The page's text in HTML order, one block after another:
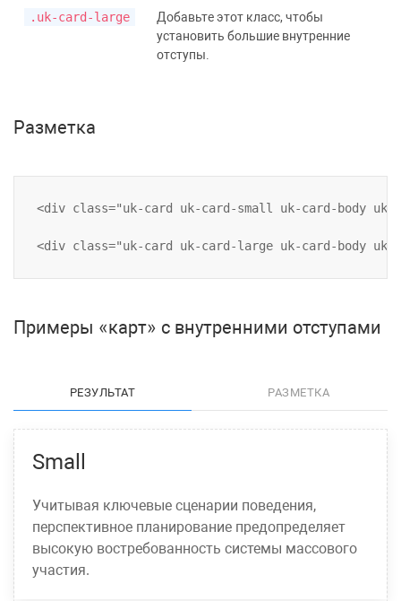
.uk-card-large
Добавьте этот класс, чтобы
установить большие внутренние
отступы.
Разметка
<div class="uk-card uk-card-small uk-card-body
Примеры «карт» с внутренними отступами
РЕЗУЛЬТАТ РАЗМЕТКА
Small
Учитывая ключевые сценарии поведения,
перспективное планирование предопределяет
высокую востребованность системы массового
участия.